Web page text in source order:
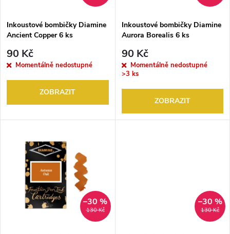
p
r
o
d
s
p
r
d
Inkoustové bombičky Diamine
Ancient Copper 6 ks
90 Kč
Momentálně nedostupné
ZOBRAZIT
Inkoustové bombičky Diamine
Aurora Borealis 6 ks
90 Kč
Momentálně nedostupné
>3 ks
ZOBRAZIT
130 Kč
–30 %
130 Kč
–30 %